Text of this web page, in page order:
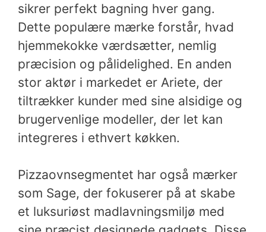
sikrer perfekt bagning hver gang.
Dette populære mærke forstår, hvad
hjemmekokke værdsætter, nemlig
præcision og pålidelighed. En anden
stor aktør i markedet er Ariete, der
tiltrækker kunder med sine alsidige og
brugervenlige modeller, der let kan
integreres i ethvert køkken.
Pizzaovnsegmentet har også mærker
som Sage, der fokuserer på at skabe
et luksuriøst madlavningsmiljø med